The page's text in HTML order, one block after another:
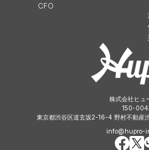
CFO
株式会社ヒュ
150-
東京都渋谷区道玄坂2-16-4 野村不動産
info@hupro-